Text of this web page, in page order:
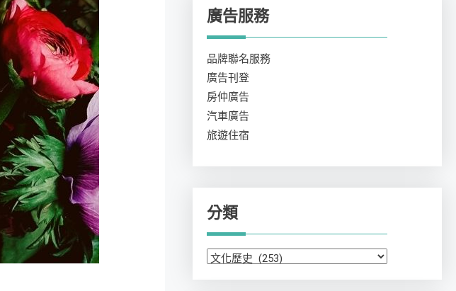
廣告服務
品牌聯名服務
廣告刊登
房仲廣告
汽車廣告
旅遊住宿
分類
分